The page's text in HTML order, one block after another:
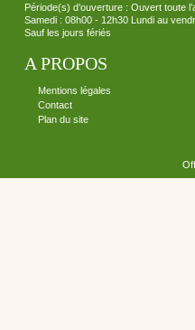
Période(s) d’ouverture : Ouvert toute
Samedi : 08h00 - 12h30 Lundi au
Sauf les jours fériés
A PROPOS
Mentions légales
Contact
Plan du site